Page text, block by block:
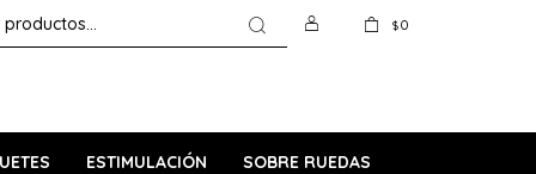
ESTIMULACIÓN SOBRE RUEDAS
$0